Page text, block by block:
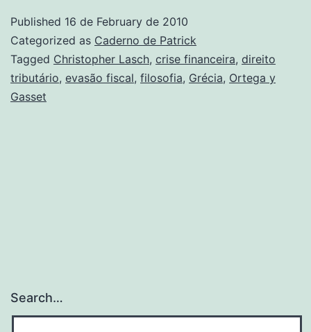
e
a
Published 16 de February de 2010
Categorized as Caderno de Patrick
Tagged Christopher Lasch, crise financeira, direito
tributário, evasão fiscal, filosofia, Grécia, Ortega y
Gasset
Search…